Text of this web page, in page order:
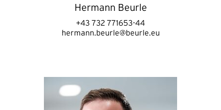
Hermann Beurle
+43 732 771653-44
hermann.beurle@beurle.eu